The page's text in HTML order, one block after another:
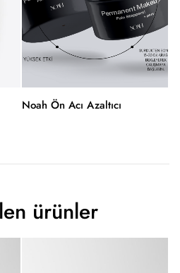
Noah Ön Acı Azaltıcı
ürünler